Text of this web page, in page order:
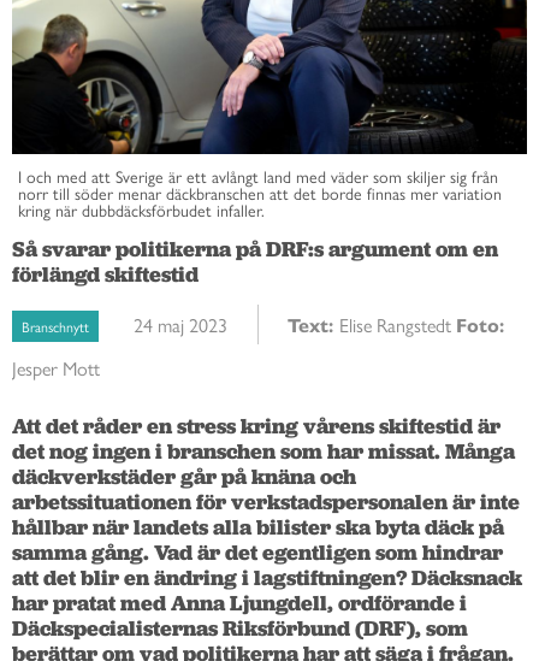
I och med att Sverige är ett avlångt land med väder som skiljer sig från
norr till söder menar däckbranschen att det borde finnas mer variation
kring när dubbdäcksförbudet infaller.
Så svarar politikerna på DRF:s argument om en
förlängd skiftestid
Branschnytt 24 maj 2023 Text: Elise Rangstedt Foto:
Jesper Mott
Att det råder en stress kring vårens skiftestid är
det nog ingen i branschen som har missat. Många
däckverkstäder går på knäna och
arbetssituationen för verkstadspersonalen är inte
hållbar när landets alla bilister ska byta däck på
samma gång. Vad är det egentligen som hindrar
att det blir en ändring i lagstiftningen? Däcksnack
har pratat med Anna Ljungdell, ordförande i
Däckspecialisternas Riksförbund (DRF), som
berättar om vad politikerna har att säga i frågan.